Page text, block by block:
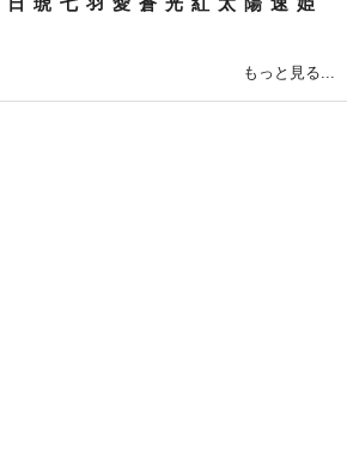
もっと見る...